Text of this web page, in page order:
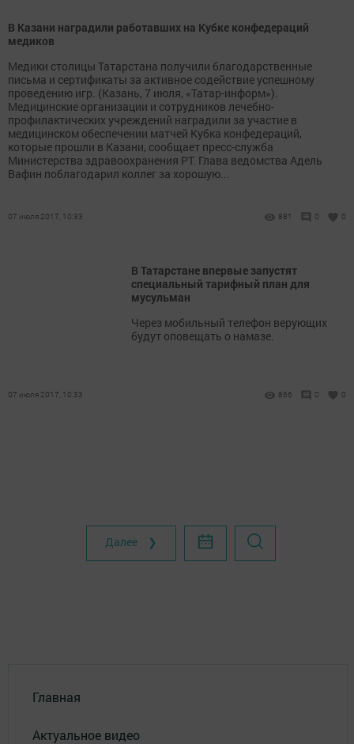
В Казани наградили работавших на Кубке конфедераций
медиков
Медики столицы Татарстана получили благодарственные
письма и сертификаты за активное содействие успешному
проведению игр. (Казань, 7 июля, «Татар-информ»).
Медицинские организации и сотрудников лечебно-
профилактических учреждений наградили за участие в
медицинском обеспечении матчей Кубка конфедераций,
которые прошли в Казани, сообщает пресс-служба
Министерства здравоохранения РТ. Глава ведомства Адель
Вафин поблагодарил коллег за хорошую...
07 июля 2017, 10:33 881 0 0
В Татарстане впервые запустят
специальный тарифный план для
мусульман
Через мобильный телефон верующих
будут оповещать о намазе.
07 июля 2017, 10:33 866 0 0
Далее ❯
Главная
Актуальное видео